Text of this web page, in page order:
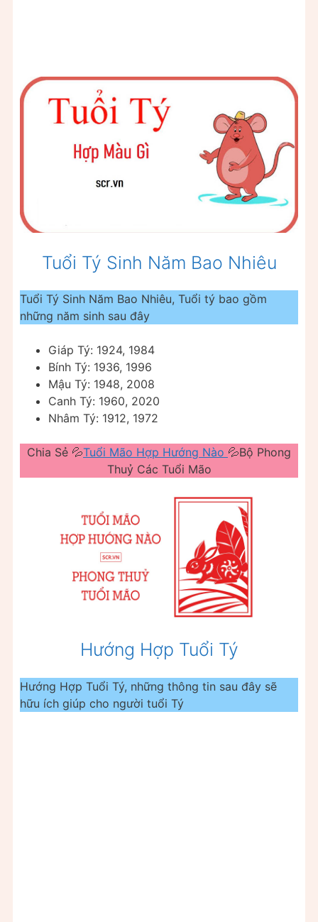
Tuổi Tý Sinh Năm Bao Nhiêu
Tuổi Tý Sinh Năm Bao Nhiêu, Tuổi tý bao gồm
những năm sinh sau đây
Giáp Tý: 1924, 1984
Bính Tý: 1936, 1996
Mậu Tý: 1948, 2008
Canh Tý: 1960, 2020
Nhâm Tý: 1912, 1972
Chia Sẻ 💦Tuổi Mão Hợp Hướng Nào 💦Bộ Phong
Thuỷ Các Tuổi Mão
Hướng Hợp Tuổi Tý
Hướng Hợp Tuổi Tý, những thông tin sau đây sẽ
hữu ích giúp cho người tuổi Tý